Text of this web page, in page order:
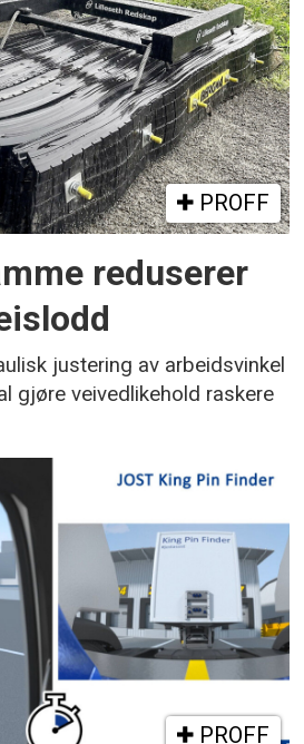
PROFF
reduserer
justering av arbeidsvinkel
gjøre veivedlikehold raskere
PROFF